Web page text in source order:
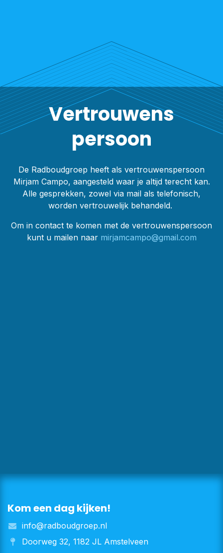
Vertrouwens
persoon
De Radboudgroep heeft als vertrouwenspersoon
Mirjam Campo, aangesteld waar je altijd terecht kan.
Alle gesprekken, zowel via mail als telefonisch,
worden vertrouwelijk behandeld.
Om in contact te komen met de vertrouwenspersoon
kunt u mailen naar mirjamcampo@gmail.com
Kom een dag kijken!
info@radboudgroep.nl
Doorweg 32, 1182 JL Amstelveen